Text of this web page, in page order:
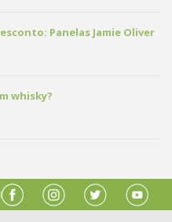
Panelas Jamie Oliver
whisky?